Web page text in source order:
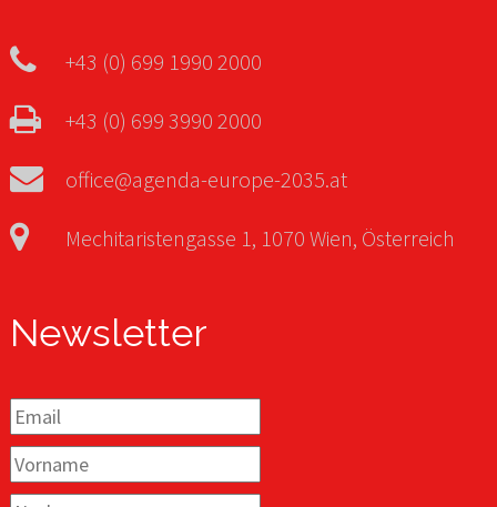
+43 (0) 699 1990 2000
+43 (0) 699 3990 2000
office@agenda-europe-2035.at
Mechitaristengasse 1, 1070 Wien, Österreich
Newsletter